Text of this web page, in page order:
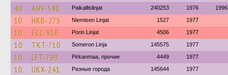
40 AHV-540 Paikallislinjat 240253 1976 1996
10 HKB-275 Niemisen Linjat 1527 1977
10 ECC-910 Porin Linjat 4506 1977
10 TKT-710 Someron Linja 145575 1977
10 LFT-799 Pirkanmaa, прочие 4449 1977
10 UKX-241 Разные города 145644 1977